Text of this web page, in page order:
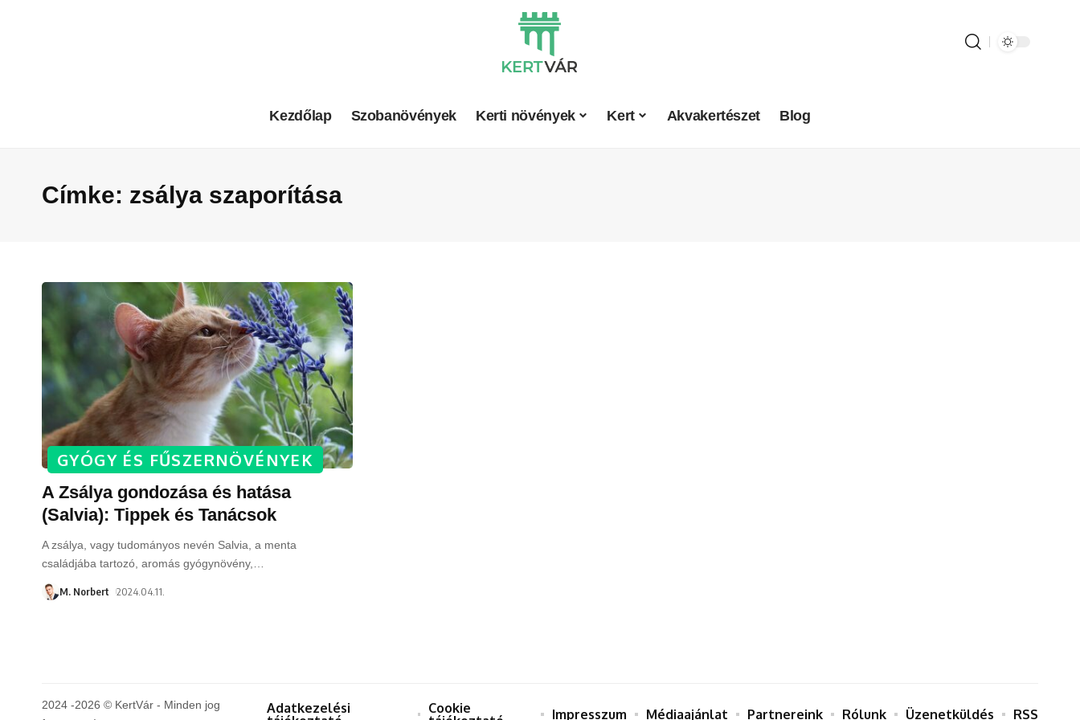
Kezdőlap Szobanövények Kerti növények Kert Akvakertészet Blog
Címke: zsálya szaporítása
GYÓGY ÉS FŰSZERNÖVÉNYEK
A Zsálya gondozása és hatása
(Salvia): Tippek és Tanácsok
A zsálya, vagy tudományos nevén Salvia, a menta
családjába tartozó, aromás gyógynövény,
M. Norbert 2024.04.11.
2024 -2026 © KertVár - Minden jog
Adatkezelési
Cookie
Impresszum Médiaajánlat Partnereink Rólunk Üzenetküldés RSS